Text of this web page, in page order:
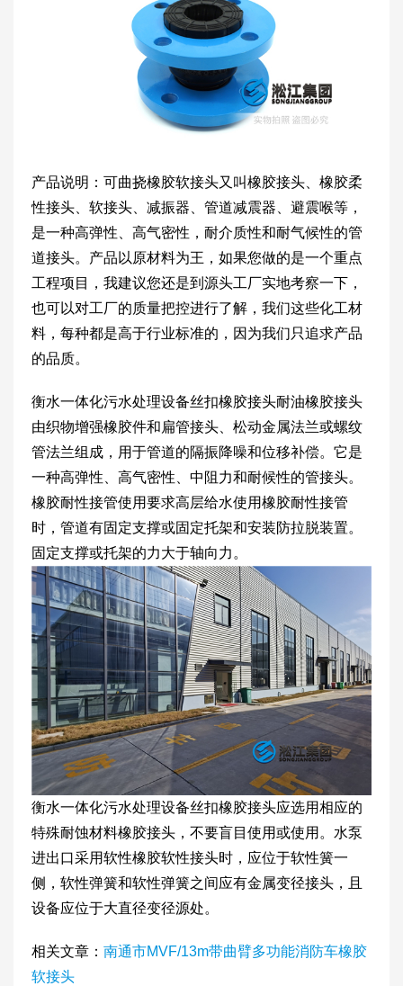
产品说明：可曲挠橡胶软接头又叫橡胶接头、橡胶柔
性接头、软接头、减振器、管道减震器、避震喉等，
是一种高弹性、高气密性，耐介质性和耐气候性的管
道接头。产品以原材料为王，如果您做的是一个重点
工程项目，我建议您还是到源头工厂实地考察一下，
也可以对工厂的质量把控进行了解，我们这些化工材
料，每种都是高于行业标准的，因为我们只追求产品
的品质。
衡水一体化污水处理设备丝扣橡胶接头耐油橡胶接头
由织物增强橡胶件和扁管接头、松动金属法兰或螺纹
管法兰组成，用于管道的隔振降噪和位移补偿。它是
一种高弹性、高气密性、中阻力和耐候性的管接头。
橡胶耐性接管使用要求高层给水使用橡胶耐性接管
时，管道有固定支撑或固定托架和安装防拉脱装置。
固定支撑或托架的力大于轴向力。
衡水一体化污水处理设备丝扣橡胶接头应选用相应的
特殊耐蚀材料橡胶接头，不要盲目使用或使用。水泵
进出口采用软性橡胶软性接头时，应位于软性簧一
侧，软性弹簧和软性弹簧之间应有金属变径接头，且
设备应位于大直径变径源处。
相关文章： 南通市MVF/13m带曲臂多功能消防车橡胶
软接头